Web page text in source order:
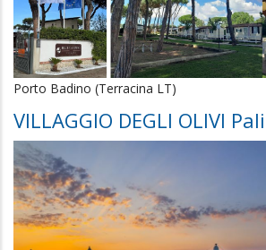
Porto Badino (Terracina LT)
VILLAGGIO DEGLI OLIVI